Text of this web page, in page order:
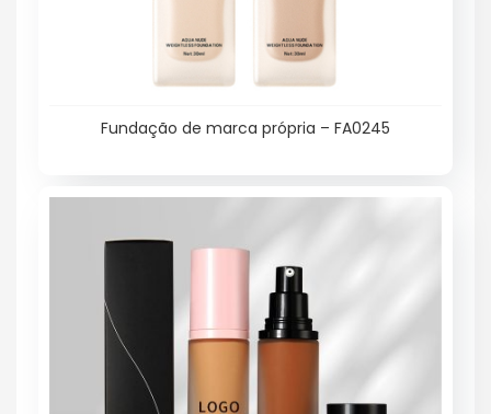
Fundação de marca própria – FA0245